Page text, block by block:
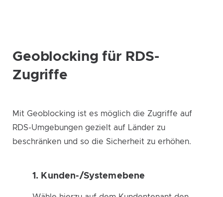
Geoblocking für RDS-
Zugriffe
Mit Geoblocking ist es möglich die Zugriffe auf
RDS-Umgebungen gezielt auf Länder zu
beschränken und so die Sicherheit zu erhöhen.
1. Kunden-/Systemebene